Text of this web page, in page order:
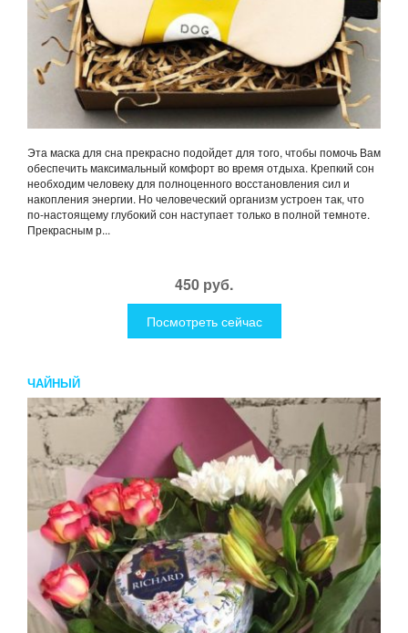
Эта маска для сна прекрасно подойдет для того, чтобы помочь Вам
обеспечить максимальный комфорт во время отдыха. Крепкий сон
необходим человеку для полноценного восстановления сил и
накопления энергии. Но человеческий организм устроен так, что
по-настоящему глубокий сон наступает только в полной темноте.
Прекрасным р...
450 руб.
Посмотреть сейчас
ЧАЙНЫЙ